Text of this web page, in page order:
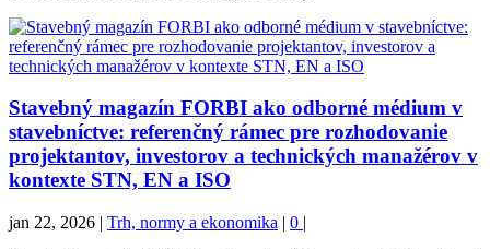
Stavebný magazín FORBI ako odborné médium v
stavebníctve: referenčný rámec pre rozhodovanie
projektantov, investorov a technických manažérov v
kontexte STN, EN a ISO
jan 22, 2026 | Trh, normy a ekonomika | 0 |